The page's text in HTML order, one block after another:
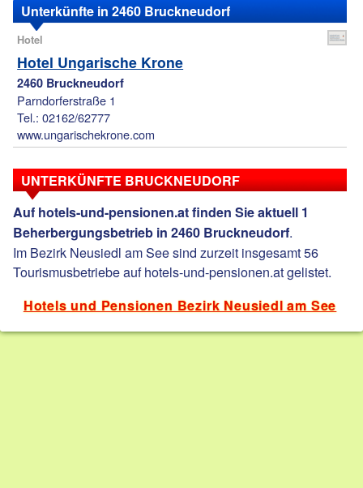
Unterkünfte in 2460 Bruckneudorf
Hotel
Hotel Ungarische Krone
2460 Bruckneudorf
Parndorferstraße 1
Tel.: 02162/62777
www.ungarischekrone.com
UNTERKÜNFTE BRUCKNEUDORF
Auf hotels-und-pensionen.at finden Sie aktuell 1
Beherbergungsbetrieb in 2460 Bruckneudorf.
Im Bezirk Neusiedl am See sind zurzeit insgesamt 56
Tourismusbetriebe auf hotels-und-pensionen.at gelistet.
Hotels und Pensionen Bezirk Neusiedl am See